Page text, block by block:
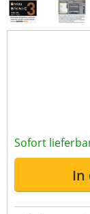
Sofort
In